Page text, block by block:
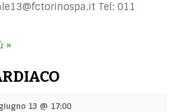
Tel: 011
»
13 @ 17:00